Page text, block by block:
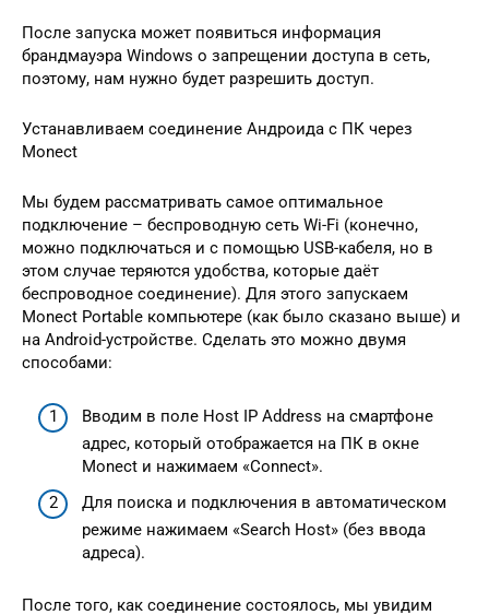
После запуска может появиться информация
брандмауэра Windows о запрещении доступа в сеть,
поэтому, нам нужно будет разрешить доступ.
Устанавливаем соединение Андроида с ПК через
Monect
Мы будем рассматривать самое оптимальное
подключение – беспроводную сеть Wi-Fi (конечно,
можно подключаться и с помощью USB-кабеля, но в
этом случае теряются удобства, которые даёт
беспроводное соединение). Для этого запускаем
Monect Portable компьютере (как было сказано выше) и
на Android-устройстве. Сделать это можно двумя
способами:
Вводим в поле Host IP Address на смартфоне
адрес, который отображается на ПК в окне
Monect и нажимаем «Connect».
Для поиска и подключения в автоматическом
режиме нажимаем «Search Host» (без ввода
адреса).
После того, как соединение состоялось, мы увидим